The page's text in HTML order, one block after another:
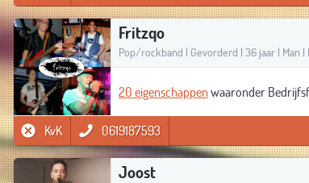
Fritzqo
Pop/rockband | Gevorderd | 36 jaar | Man |
20 eigenschappenwaaronder
KvK 0619187593
Joost